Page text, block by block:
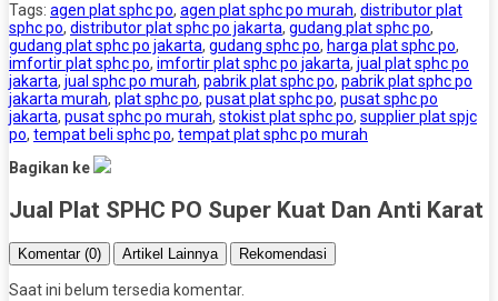
Tags: agen plat sphc po, agen plat sphc po murah, distributor plat
sphc po, distributor plat sphc po jakarta, gudang plat sphc po,
gudang plat sphc po jakarta, gudang sphc po, harga plat sphc po,
imfortir plat sphc po, imfortir plat sphc po jakarta, jual plat sphc po
jakarta, jual sphc po murah, pabrik plat sphc po, pabrik plat sphc po
jakarta murah, plat sphc po, pusat plat sphc po, pusat sphc po
jakarta, pusat sphc po murah, stokist plat sphc po, supplier plat spjc
po, tempat beli sphc po, tempat plat sphc po murah
Bagikan ke
Jual Plat SPHC PO Super Kuat Dan Anti Karat
Komentar (0) Artikel Lainnya Rekomendasi
Saat ini belum tersedia komentar.